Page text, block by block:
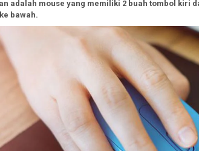
adalah mouse yang memiliki 2 buah tombol kiri
bawah.